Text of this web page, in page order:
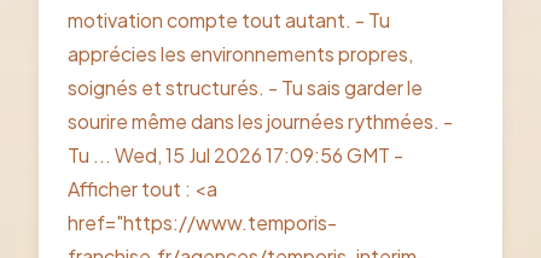
motivation compte tout autant. - Tu
apprécies les environnements propres,
soignés et structurés. - Tu sais garder le
sourire même dans les journées rythmées. -
Tu ... Wed, 15 Jul 2026 17:09:56 GMT -
Afficher tout : <a
href="https://www.temporis-